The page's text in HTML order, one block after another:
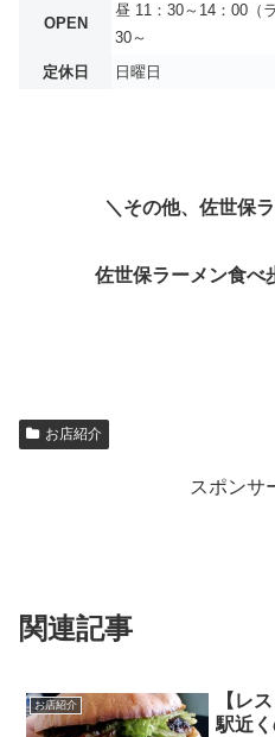
OPEN
昼 11：30～14：00（
30～
定休日
日曜日
＼その他、佐世保
佐世保ラーメン食
お店紹介
スポンサ
関連記事
お店紹介
【レ
駅近